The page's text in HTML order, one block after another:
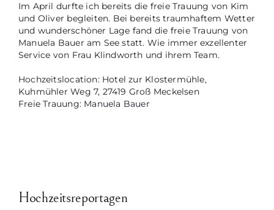
Im April durfte ich bereits die freie Trauung von Kim
und Oliver begleiten. Bei bereits traumhaftem Wetter
und wunderschöner Lage fand die freie Trauung von
Manuela Bauer am See statt. Wie immer exzellenter
Service von Frau Klindworth und ihrem Team.
Hochzeitslocation: Hotel zur Klostermühle,
Kuhmühler Weg 7, 27419 Groß Meckelsen
Freie Trauung: Manuela Bauer
Hochzeitsreportagen